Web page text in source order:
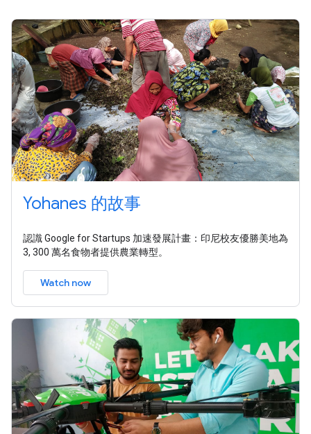
Yohanes 的故事
認識 Google for Startups 加速發展計畫：印尼校友優勝美地為
3, 300 萬名食物者提供農業轉型。
Watch now